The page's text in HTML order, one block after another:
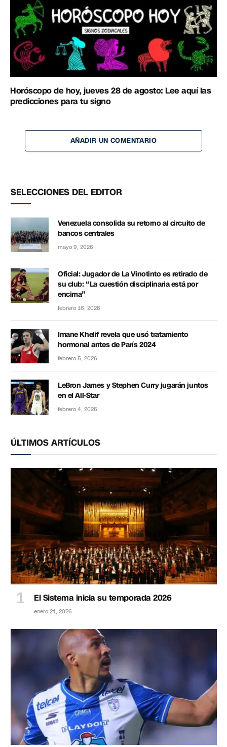
Horóscopo de hoy, jueves 28 de agosto: Lee aquí las
predicciones para tu signo
AÑADIR UN COMENTARIO
SELECCIONES DEL EDITOR
Venezuela consolida su retorno al circuito de
bancos centrales
mayo 9, 2026
Oficial: Jugador de La Vinotinto es retirado de
su club: “La cuestión disciplinaria está por
encima”
febrero 16, 2026
Imane Khelif revela que usó tratamiento
hormonal antes de París 2024
febrero 5, 2026
LeBron James y Stephen Curry jugarán juntos
en el All-Star
febrero 4, 2026
ÚLTIMOS ARTÍCULOS
El Sistema inicia su temporada 2026
enero 21, 2026